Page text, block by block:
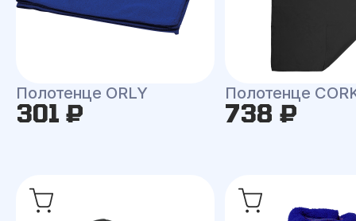
Полотенце ORLY
301 ₽
Полотенце
738 ₽